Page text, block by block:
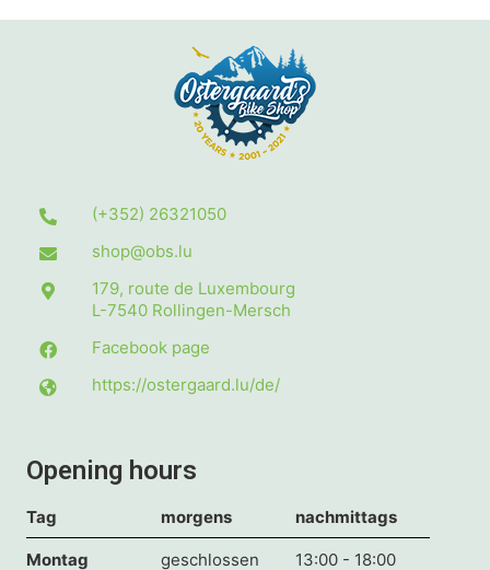
(+352) 26321050
shop@obs.lu
179, route de Luxembourg
L-7540 Rollingen-Mersch
Facebook page
https://ostergaard.lu/de/
Opening hours
Tag morgens nachmittags
Montag geschlossen
13:00 - 18:00